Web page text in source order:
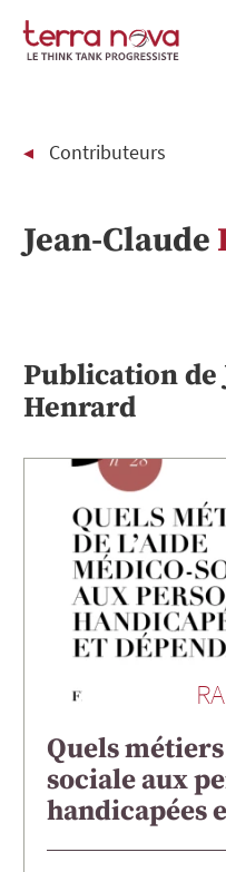
Contributeurs
Jean-Claude
Publication de
Henrard
Quels
sociale aux
handicapées